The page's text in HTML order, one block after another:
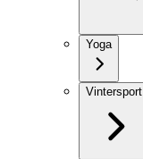
Yoga
Vintersport